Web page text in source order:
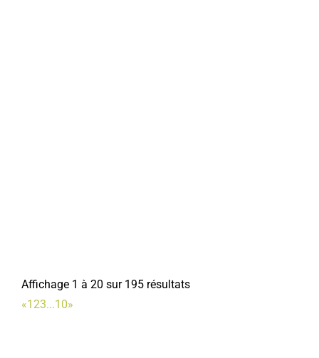
Affichage 1 à 20 sur 195 résultats
«123...10»